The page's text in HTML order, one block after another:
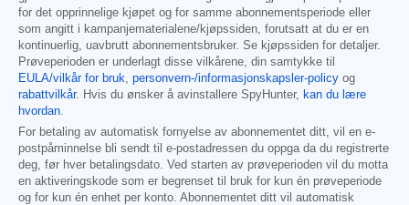
for det opprinnelige kjøpet og for samme abonnementsperiode eller
som angitt i kampanjematerialene/kjøpssiden, forutsatt at du er en
kontinuerlig, uavbrutt abonnementsbruker. Se kjøpssiden for detaljer.
Prøveperioden er underlagt disse vilkårene, din samtykke til
EULA/vilkår for bruk
personvern-/informasjonskapsler-policy og
rabattvilkår. Hvis du ønsker å avinstallere SpyHunter,
kan du lære
hvordan
For betaling av automatisk fornyelse av abonnementet ditt, vil en e-
postpåminnelse bli sendt til e-postadressen du oppga da du registrerte
deg, før hver betalingsdato. Ved starten av prøveperioden vil du motta
en aktiveringskode som er begrenset til bruk for kun én prøveperiode
og for kun én enhet per konto. Abonnementet ditt vil automatisk